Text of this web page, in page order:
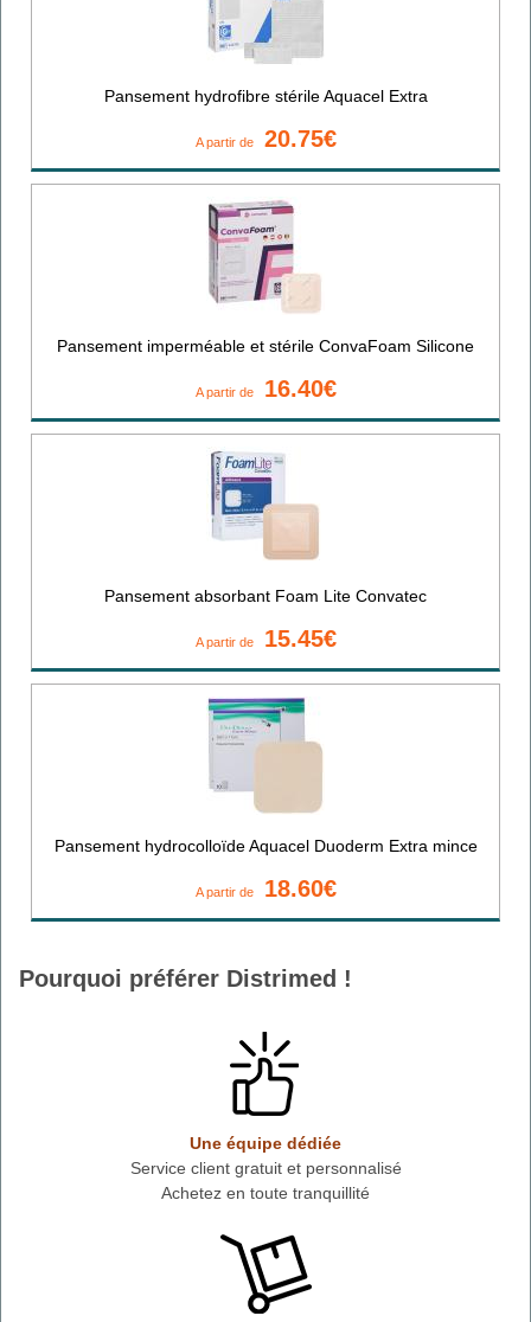
Pansement hydrofibre stérile Aquacel Extra
A partir de 20.75€
Pansement imperméable et stérile ConvaFoam Silicone
A partir de 16.40€
Pansement absorbant Foam Lite Convatec
A partir de 15.45€
Pansement hydrocolloïde Aquacel Duoderm Extra mince
A partir de 18.60€
Pourquoi préférer Distrimed !
Une équipe dédiée
Service client gratuit et personnalisé
Achetez en toute tranquillité